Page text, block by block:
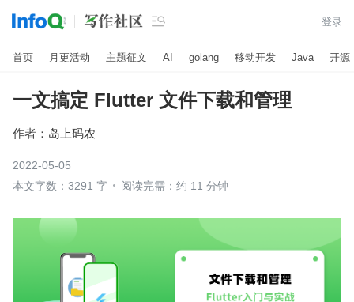
 登录
首页 月更活动 主题征文 AI golang 移动开发 Java 开源
一文搞定 Flutter 文件下载和管理
作者： 岛上码农
2022-05-05
本文字数：3291 字
阅读完需：约 11 分钟